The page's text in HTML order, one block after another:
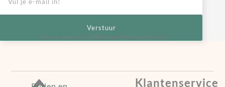
Verstuur
Door op “verstuur” te klikken geef je akkoord op onze
Klantenservice